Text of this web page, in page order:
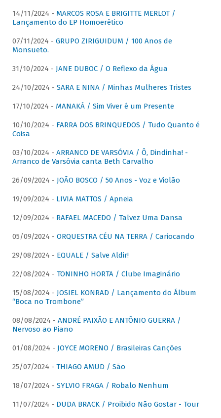
14/11/2024 - MARCOS ROSA E BRIGITTE MERLOT /
Lançamento do EP Homoerético
07/11/2024 - GRUPO ZIRIGUIDUM / 100 Anos de
Monsueto.
31/10/2024 - JANE DUBOC / O Reflexo da Água
24/10/2024 - SARA E NINA / Minhas Mulheres Tristes
17/10/2024 - MANAKÁ / Sim Viver é um Presente
10/10/2024 - FARRA DOS BRINQUEDOS / Tudo Quanto é
Coisa
03/10/2024 - ARRANCO DE VARSÓVIA / Ô, Dindinha! -
Arranco de Varsóvia canta Beth Carvalho
26/09/2024 - JOÃO BOSCO / 50 Anos - Voz e Violão
19/09/2024 - LIVIA MATTOS / Apneia
12/09/2024 - RAFAEL MACEDO / Talvez Uma Dansa
05/09/2024 - ORQUESTRA CÉU NA TERRA / Cariocando
29/08/2024 - EQUALE / Salve Aldir!
22/08/2024 - TONINHO HORTA / Clube Imaginário
15/08/2024 - JOSIEL KONRAD / Lançamento do Álbum
“Boca no Trombone”
08/08/2024 - ANDRÉ PAIXÃO E ANTÔNIO GUERRA /
Nervoso ao Piano
01/08/2024 - JOYCE MORENO / Brasileiras Canções
25/07/2024 - THIAGO AMUD / São
18/07/2024 - SYLVIO FRAGA / Robalo Nenhum
11/07/2024 - DUDA BRACK / Proibido Não Gostar - Tour